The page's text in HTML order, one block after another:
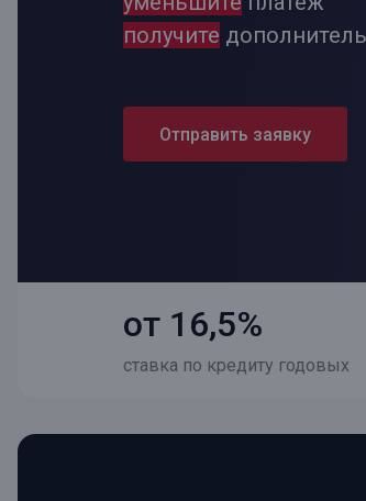
Онлайн
Удаленная идентификация
Подтверждение согласия через
Все сервисы
получите
Отправить заявку
от 16,5%
ставка по кредиту годовых